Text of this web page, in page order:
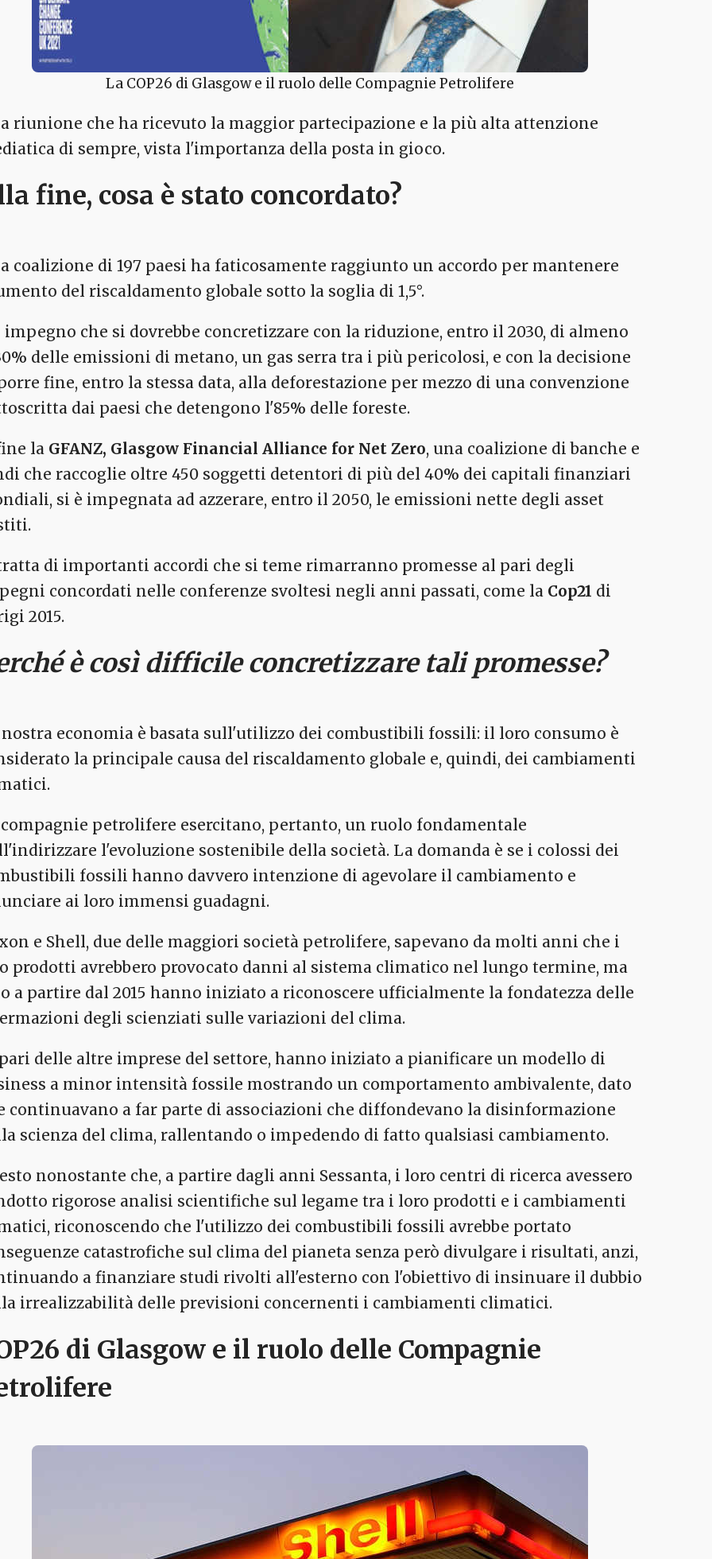
La COP26 di Glasgow e il ruolo delle Compagnie Petrolifere
riunione che ha ricevuto la maggior partecipazione e la più alta attenzione
di sempre, vista l'importanza della posta in gioco.
fine, cosa è stato concordato?
coalizione di 197 paesi ha faticosamente raggiunto un accordo per mantenere
del riscaldamento globale sotto la soglia di 1,5°.
impegno che si dovrebbe concretizzare con la riduzione, entro il 2030, di almeno
delle emissioni di metano, un gas serra tra i più pericolosi, e con la decisione
fine, entro la stessa data, alla deforestazione per mezzo di una convenzione
dai paesi che detengono l'85% delle foreste.
la GFANZ, Glasgow Financial Alliance for Net Zero, una coalizione di banche e
che raccoglie oltre 450 soggetti detentori di più del 40% dei capitali finanziari
si è impegnata ad azzerare, entro il 2050, le emissioni nette degli asset
di importanti accordi che si teme rimarranno promesse al pari degli
concordati nelle conferenze svoltesi negli anni passati, come la Cop21 di
2015.
è così difficile concretizzare tali promesse?
economia è basata sull'utilizzo dei combustibili fossili: il loro consumo è
la principale causa del riscaldamento globale e, quindi, dei cambiamenti
petrolifere esercitano, pertanto, un ruolo fondamentale
l'evoluzione sostenibile della società. La domanda è se i colossi dei
fossili hanno davvero intenzione di agevolare il cambiamento e
ai loro immensi guadagni.
e Shell, due delle maggiori società petrolifere, sapevano da molti anni che i
prodotti avrebbero provocato danni al sistema climatico nel lungo termine, ma
a partire dal 2015 hanno iniziato a riconoscere ufficialmente la fondatezza delle
degli scienziati sulle variazioni del clima.
delle altre imprese del settore, hanno iniziato a pianificare un modello di
a minor intensità fossile mostrando un comportamento ambivalente, dato
continuavano a far parte di associazioni che diffondevano la disinformazione
scienza del clima, rallentando o impedendo di fatto qualsiasi cambiamento.
nonostante che, a partire dagli anni Sessanta, i loro centri di ricerca avessero
rigorose analisi scientifiche sul legame tra i loro prodotti e i cambiamenti
riconoscendo che l'utilizzo dei combustibili fossili avrebbe portato
catastrofiche sul clima del pianeta senza però divulgare i risultati, anzi,
a finanziare studi rivolti all'esterno con l'obiettivo di insinuare il dubbio
irrealizzabilità delle previsioni concernenti i cambiamenti climatici.
di Glasgow e il ruolo delle Compagnie